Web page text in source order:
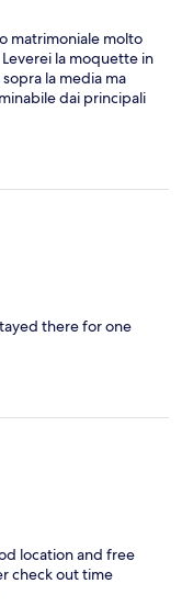
matrimoniale molto
la moquette in
la media ma
dai principali
there for one
location and free
check out time